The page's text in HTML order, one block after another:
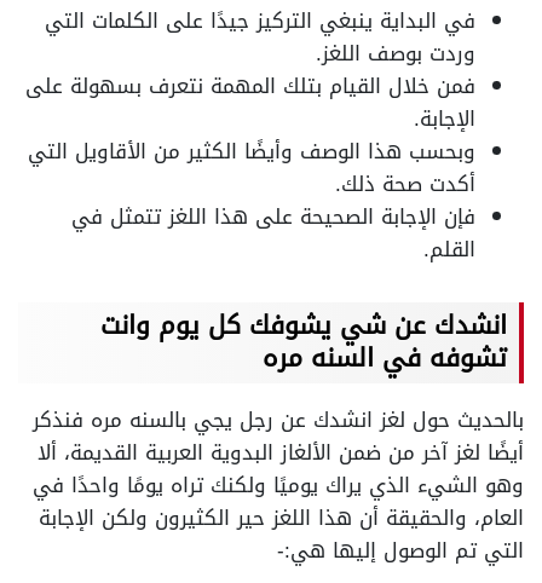
في البداية ينبغي التركيز جيدًا على الكلمات التي
وردت بوصف اللغز.
فمن خلال القيام بتلك المهمة نتعرف بسهولة على
الإجابة.
وبحسب هذا الوصف وأيضًا الكثير من الأقاويل التي
أكدت صحة ذلك.
فإن الإجابة الصحيحة على هذا اللغز تتمثل في
القلم.
انشدك عن شي يشوفك كل يوم وانت
تشوفه في السنه مره
بالحديث حول لغز انشدك عن رجل يجي بالسنه مره فنذكر
أيضًا لغز آخر من ضمن الألغاز البدوية العربية القديمة، ألا
وهو الشيء الذي يراك يوميًا ولكنك تراه يومًا واحدًا في
العام، والحقيقة أن هذا اللغز حير الكثيرون ولكن الإجابة
التي تم الوصول إليها هي:-